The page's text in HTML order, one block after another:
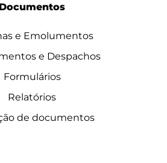
Documentos
e Emolumentos
e Despachos
Formulários
Relatórios
de documentos